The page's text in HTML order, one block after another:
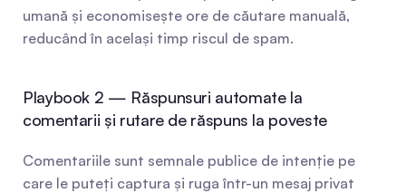
umană și economisește ore de căutare manuală,
reducând în același timp riscul de spam.
Playbook 2 — Răspunsuri automate la
comentarii și rutare de răspuns la poveste
Comentariile sunt semnale publice de intenție pe
care le puteți captura și ruga într-un mesaj privat